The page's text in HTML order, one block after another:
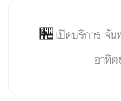
🏪เปิดบริการ จั
อาทิ